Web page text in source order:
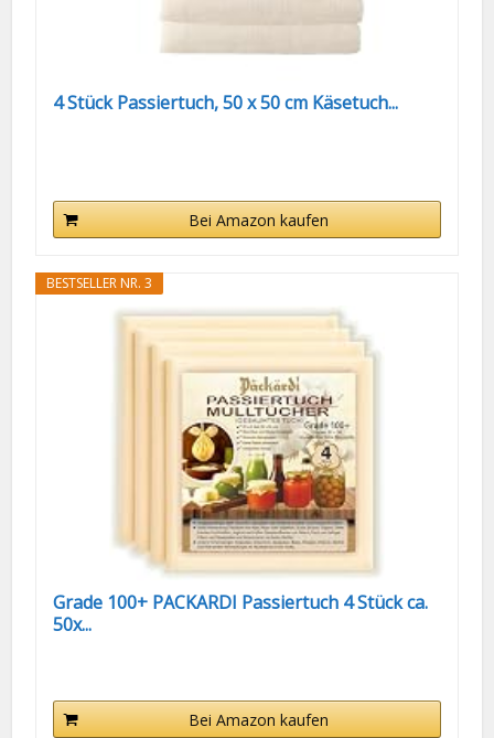
4 Stück Passiertuch, 50 x 50 cm Käsetuch...
Bei Amazon kaufen
BESTSELLER NR. 3
Grade 100+ PACKARDI Passiertuch 4 Stück ca.
50x...
Bei Amazon kaufen